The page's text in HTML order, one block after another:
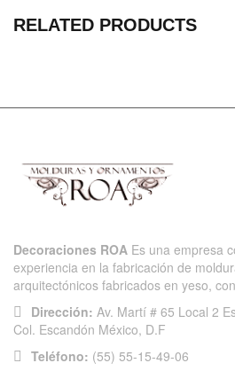
RELATED PRODUCTS
Decoraciones ROA Es una empresa
experiencia en la fabricación de
arquitectónicos fabricados en yeso,
Dirección: Av. Martí # 65 Local 2
Col. Escandón México, D.F
Teléfono: (55) 55-15-49-06